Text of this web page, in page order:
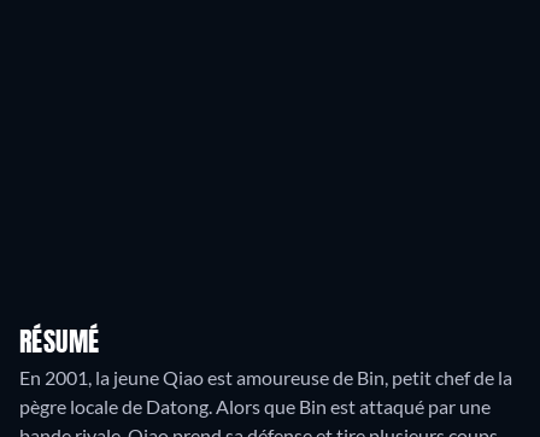
RÉSUMÉ
En 2001, la jeune Qiao est amoureuse de Bin, petit chef de la
pègre locale de Datong. Alors que Bin est attaqué par une